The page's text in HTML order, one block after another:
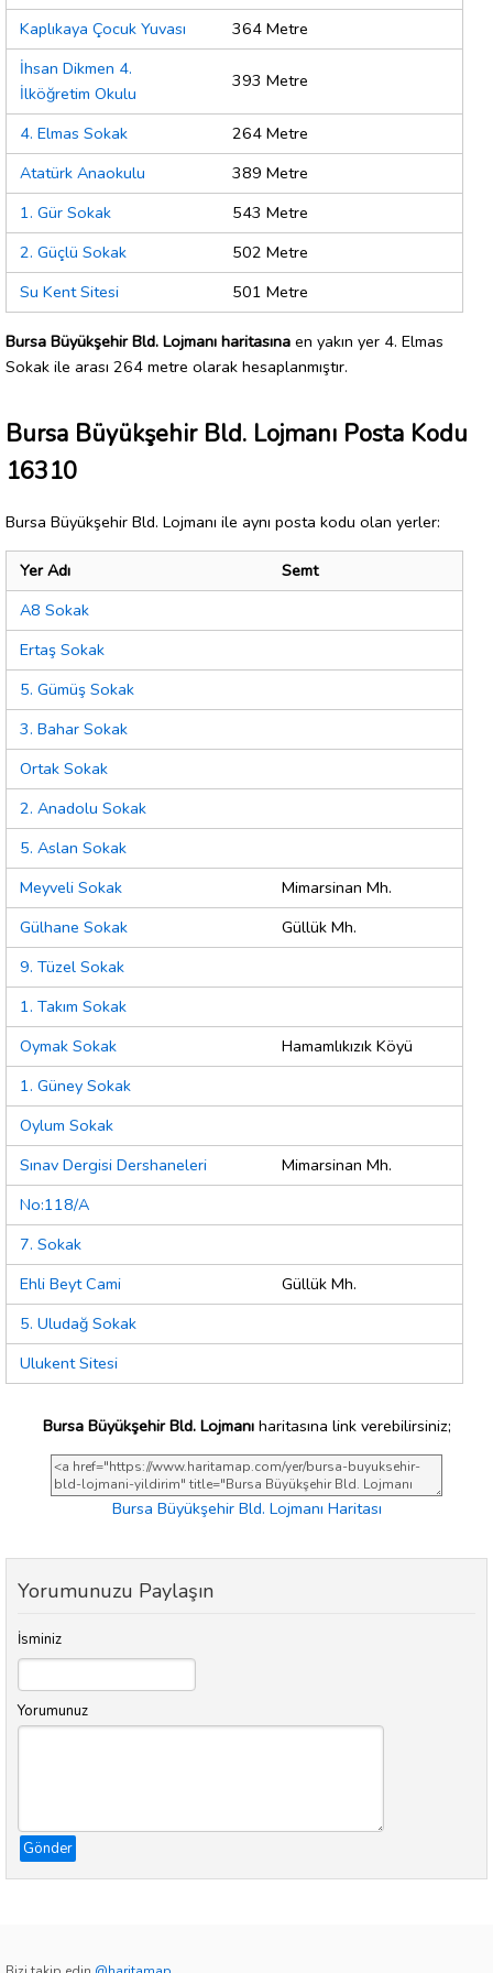
Kaplıkaya Çocuk Yuvası
364 Metre
İhsan Dikmen 4.
İlköğretim Okulu
393 Metre
4. Elmas Sokak
264 Metre
Atatürk Anaokulu
389 Metre
1. Gür Sokak
543 Metre
2. Güçlü Sokak
502 Metre
Su Kent Sitesi
501 Metre
Bursa Büyükşehir Bld. Lojmanı haritasına en yakın yer 4. Elmas
Sokak ile arası 264 metre olarak hesaplanmıştır.
Bursa Büyükşehir Bld. Lojmanı Posta Kodu
16310
Bursa Büyükşehir Bld. Lojmanı ile aynı posta kodu olan yerler:
Yer Adı
Semt
A8 Sokak
Ertaş Sokak
5. Gümüş Sokak
3. Bahar Sokak
Ortak Sokak
2. Anadolu Sokak
5. Aslan Sokak
Meyveli Sokak
Mimarsinan Mh.
Gülhane Sokak
Güllük Mh.
9. Tüzel Sokak
1. Takım Sokak
Oymak Sokak
Hamamlıkızık Köyü
1. Güney Sokak
Oylum Sokak
Sınav Dergisi Dershaneleri
Mimarsinan Mh.
No:118/A
7. Sokak
Ehli Beyt Cami
Güllük Mh.
5. Uludağ Sokak
Ulukent Sitesi
Bursa Büyükşehir Bld. Lojmanıharitasına link verebilirsiniz;
Bursa Büyükşehir Bld. Lojmanı Haritası
Yorumunuzu Paylaşın
İsminiz
Yorumunuz
Gönder